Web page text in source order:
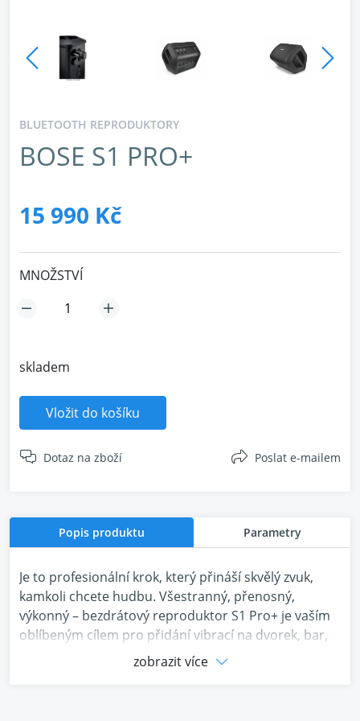
BLUETOOTH REPRODUKTORY
BOSE S1 PRO+
15 990 Kč
MNOŽSTVÍ
skladem
Vložit do košíku
Dotaz na zboží Poslat e-mailem
Popis produktu Parametry
Je to profesionální krok, který přináší skvělý zvuk,
kamkoli chcete hudbu. Všestranný, přenosný,
výkonný – bezdrátový reproduktor S1 Pro+ je vaším
oblíbeným cílem pro přidání vibrací na dvorek, bar,
park nebo jakékoli větší setkání. S 3kanálovým mixem
zobrazit více